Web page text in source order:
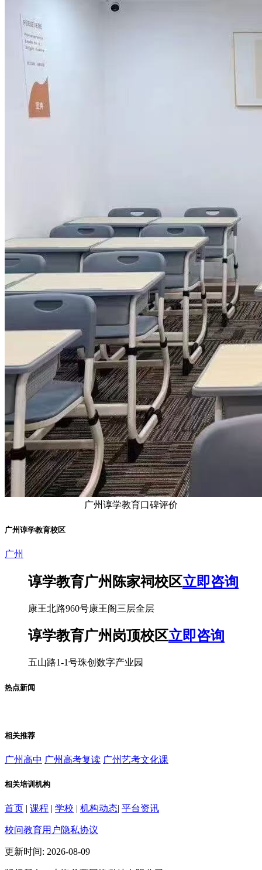
广州谆学教育口碑评价
广州谆学教育校区
广州
谆学教育广州陈家祠校区立即咨询
康王北路960号康王阁三层全层
谆学教育广州岗顶校区立即咨询
五山路1-1号珠创数字产业园
热点新闻
相关推荐
广州高中 广州高考复读 广州艺考文化课
相关培训机构
首页 | 课程 | 学校 | 机构动态| 平台资讯
校问教育用户隐私协议
更新时间: 2026-08-09